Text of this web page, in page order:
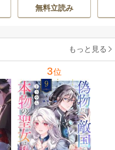
無料立読み
もっと見る
3位